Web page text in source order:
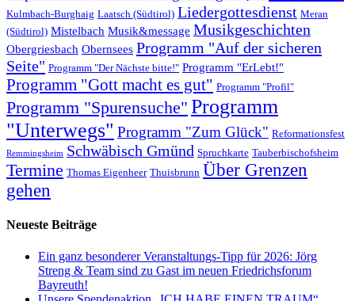
Kulmbach-Burghaig Laatsch (Südtirol) Liedergottesdienst Meran
(Südtirol) Mistelbach Musik&message Musikgeschichten
Obergriesbach Obernsees Programm "Auf der sicheren
Seite" Programm "Der Nächste bitte!" Programm "ErLebt!"
Programm "Gott macht es gut" Programm "Profil"
Programm "Spurensuche" Programm
"Unterwegs" Programm "Zum Glück" Reformationsfest
Remmingsheim Schwäbisch Gmünd Spruchkarte Tauberbischofsheim
Termine Thomas Eigenheer Thuisbrunn Über Grenzen
gehen
Neueste Beiträge
Ein ganz besonderer Veranstaltungs-Tipp für 2026: Jörg
Streng & Team sind zu Gast im neuen Friedrichsforum
Bayreuth!